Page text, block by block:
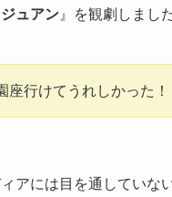
ジュアン 』を観劇しまし
座行けてうれしかった！
アには目を通していな